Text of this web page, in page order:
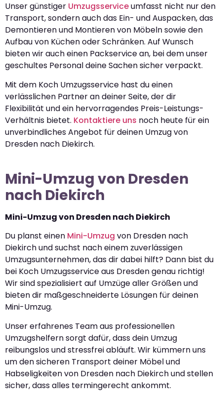
Unser günstiger Umzugsserviceumfasst nicht nur den
Transport, sondern auch das Ein- und Auspacken, das
Demontieren und Montieren von Möbeln sowie den
Aufbau von Küchen oder Schränken. Auf Wunsch
bieten wir auch einen Packservice an, bei dem unser
geschultes Personal deine Sachen sicher verpackt.
Mit dem Koch Umzugsservice hast du einen
verlässlichen Partner an deiner Seite, der dir
Flexibilität und ein hervorragendes Preis-Leistungs-
Verhältnis bietet. Kontaktiere uns noch heute für ein
unverbindliches Angebot für deinen Umzug von
Dresden nach Diekirch.
Mini-Umzug von Dresden
nach Diekirch
Mini-Umzug von Dresden nach Diekirch
Du planst einen Mini-Umzug von Dresden nach
Diekirch und suchst nach einem zuverlässigen
Umzugsunternehmen, das dir dabei hilft? Dann bist du
bei Koch Umzugsservice aus Dresden genau richtig!
Wir sind spezialisiert auf Umzüge aller Größen und
bieten dir maßgeschneiderte Lösungen für deinen
Mini-Umzug.
Unser erfahrenes Team aus professionellen
Umzugshelfern sorgt dafür, dass dein Umzug
reibungslos und stressfrei abläuft. Wir kümmern uns
um den sicheren Transport deiner Möbel und
Habseligkeiten von Dresden nach Diekirch und stellen
sicher, dass alles termingerecht ankommt.